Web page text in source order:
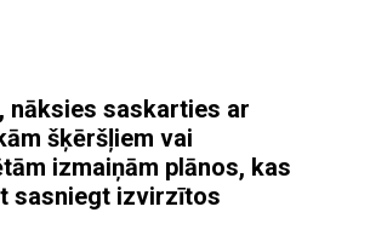
nāksies saskarties ar
šķēršļiem vai
izmaiņām plānos, kas
sasniegt izvirzītos